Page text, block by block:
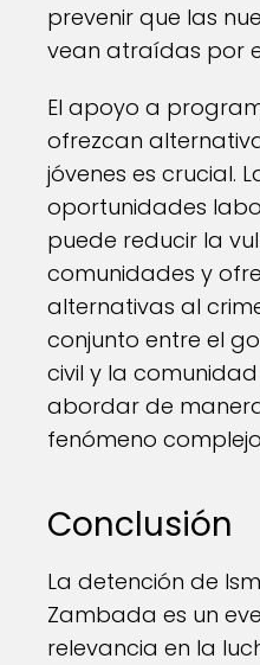
prevenir que las
vean atraídas por
El apoyo a
ofrezcan
jóvenes es crucial.
oportunidades
puede reducir la
comunidades y
alternativas al
conjunto entre el
civil y la
abordar de
fenómeno
Conclusión
La detención de
Zambada es un
relevancia en la